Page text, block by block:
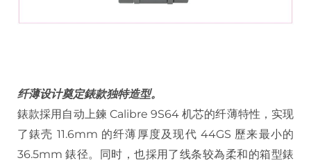
纤薄设计奠定錶款独特造型。
錶款採用自动上鍊 Calibre 9S64 机芯的纤薄特性，实现
了錶壳 11.6mm 的纤薄厚度及现代 44GS 歷来最小的
36.5mm 錶径。同时，也採用了线条较為柔和的箱型錶